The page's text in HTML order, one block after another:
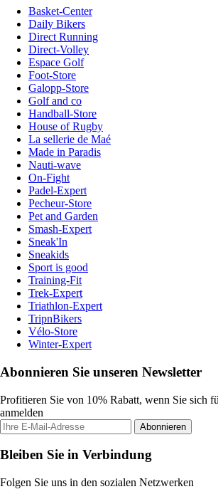
Basket-Center
Daily Bikers
Direct Running
Direct-Volley
Espace Golf
Foot-Store
Galopp-Store
Golf and co
Handball-Store
House of Rugby
La sellerie de Maé
Made in Paradis
Nauti-wave
On-Fight
Padel-Expert
Pecheur-Store
Pet and Garden
Smash-Expert
Sneak'In
Sneakids
Sport is good
Training-Fit
Trek-Expert
Triathlon-Expert
TripnBikers
Vélo-Store
Winter-Expert
Abonnieren Sie unseren Newsletter
Profitieren Sie von 10% Rabatt, wenn Sie sich
anmelden
Abonnieren
Bleiben Sie in Verbindung
Folgen Sie uns in den sozialen Netzwerken